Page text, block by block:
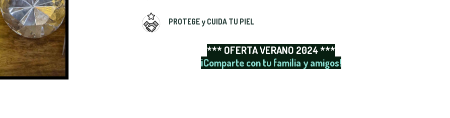
PROTEGE y CUIDA TU PIEL
*** OFERTA VERANO 2024 ***
¡Comparte con tu familia y amigos!